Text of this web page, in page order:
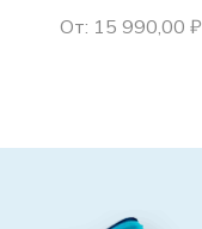
От: 15 990,00 ₽